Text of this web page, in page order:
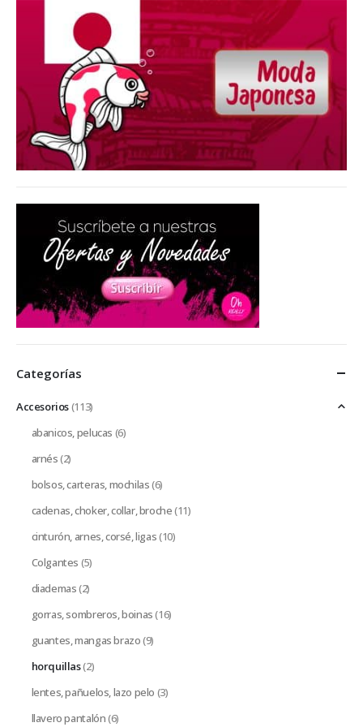
Categorías
Accesorios(113)
abanicos, pelucas (6)
arnés(2)
bolsos, carteras, mochilas(6)
cadenas, choker, collar, broche(11)
cinturón, arnes, corsé, ligas(10)
Colgantes (5)
diademas(2)
gorras, sombreros, boinas(16)
guantes, mangas brazo(9)
horquillas(2)
lentes, pañuelos, lazo pelo (3)
llavero pantalón(6)